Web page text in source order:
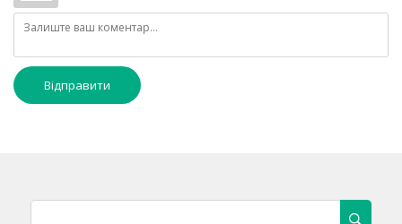
Відправити